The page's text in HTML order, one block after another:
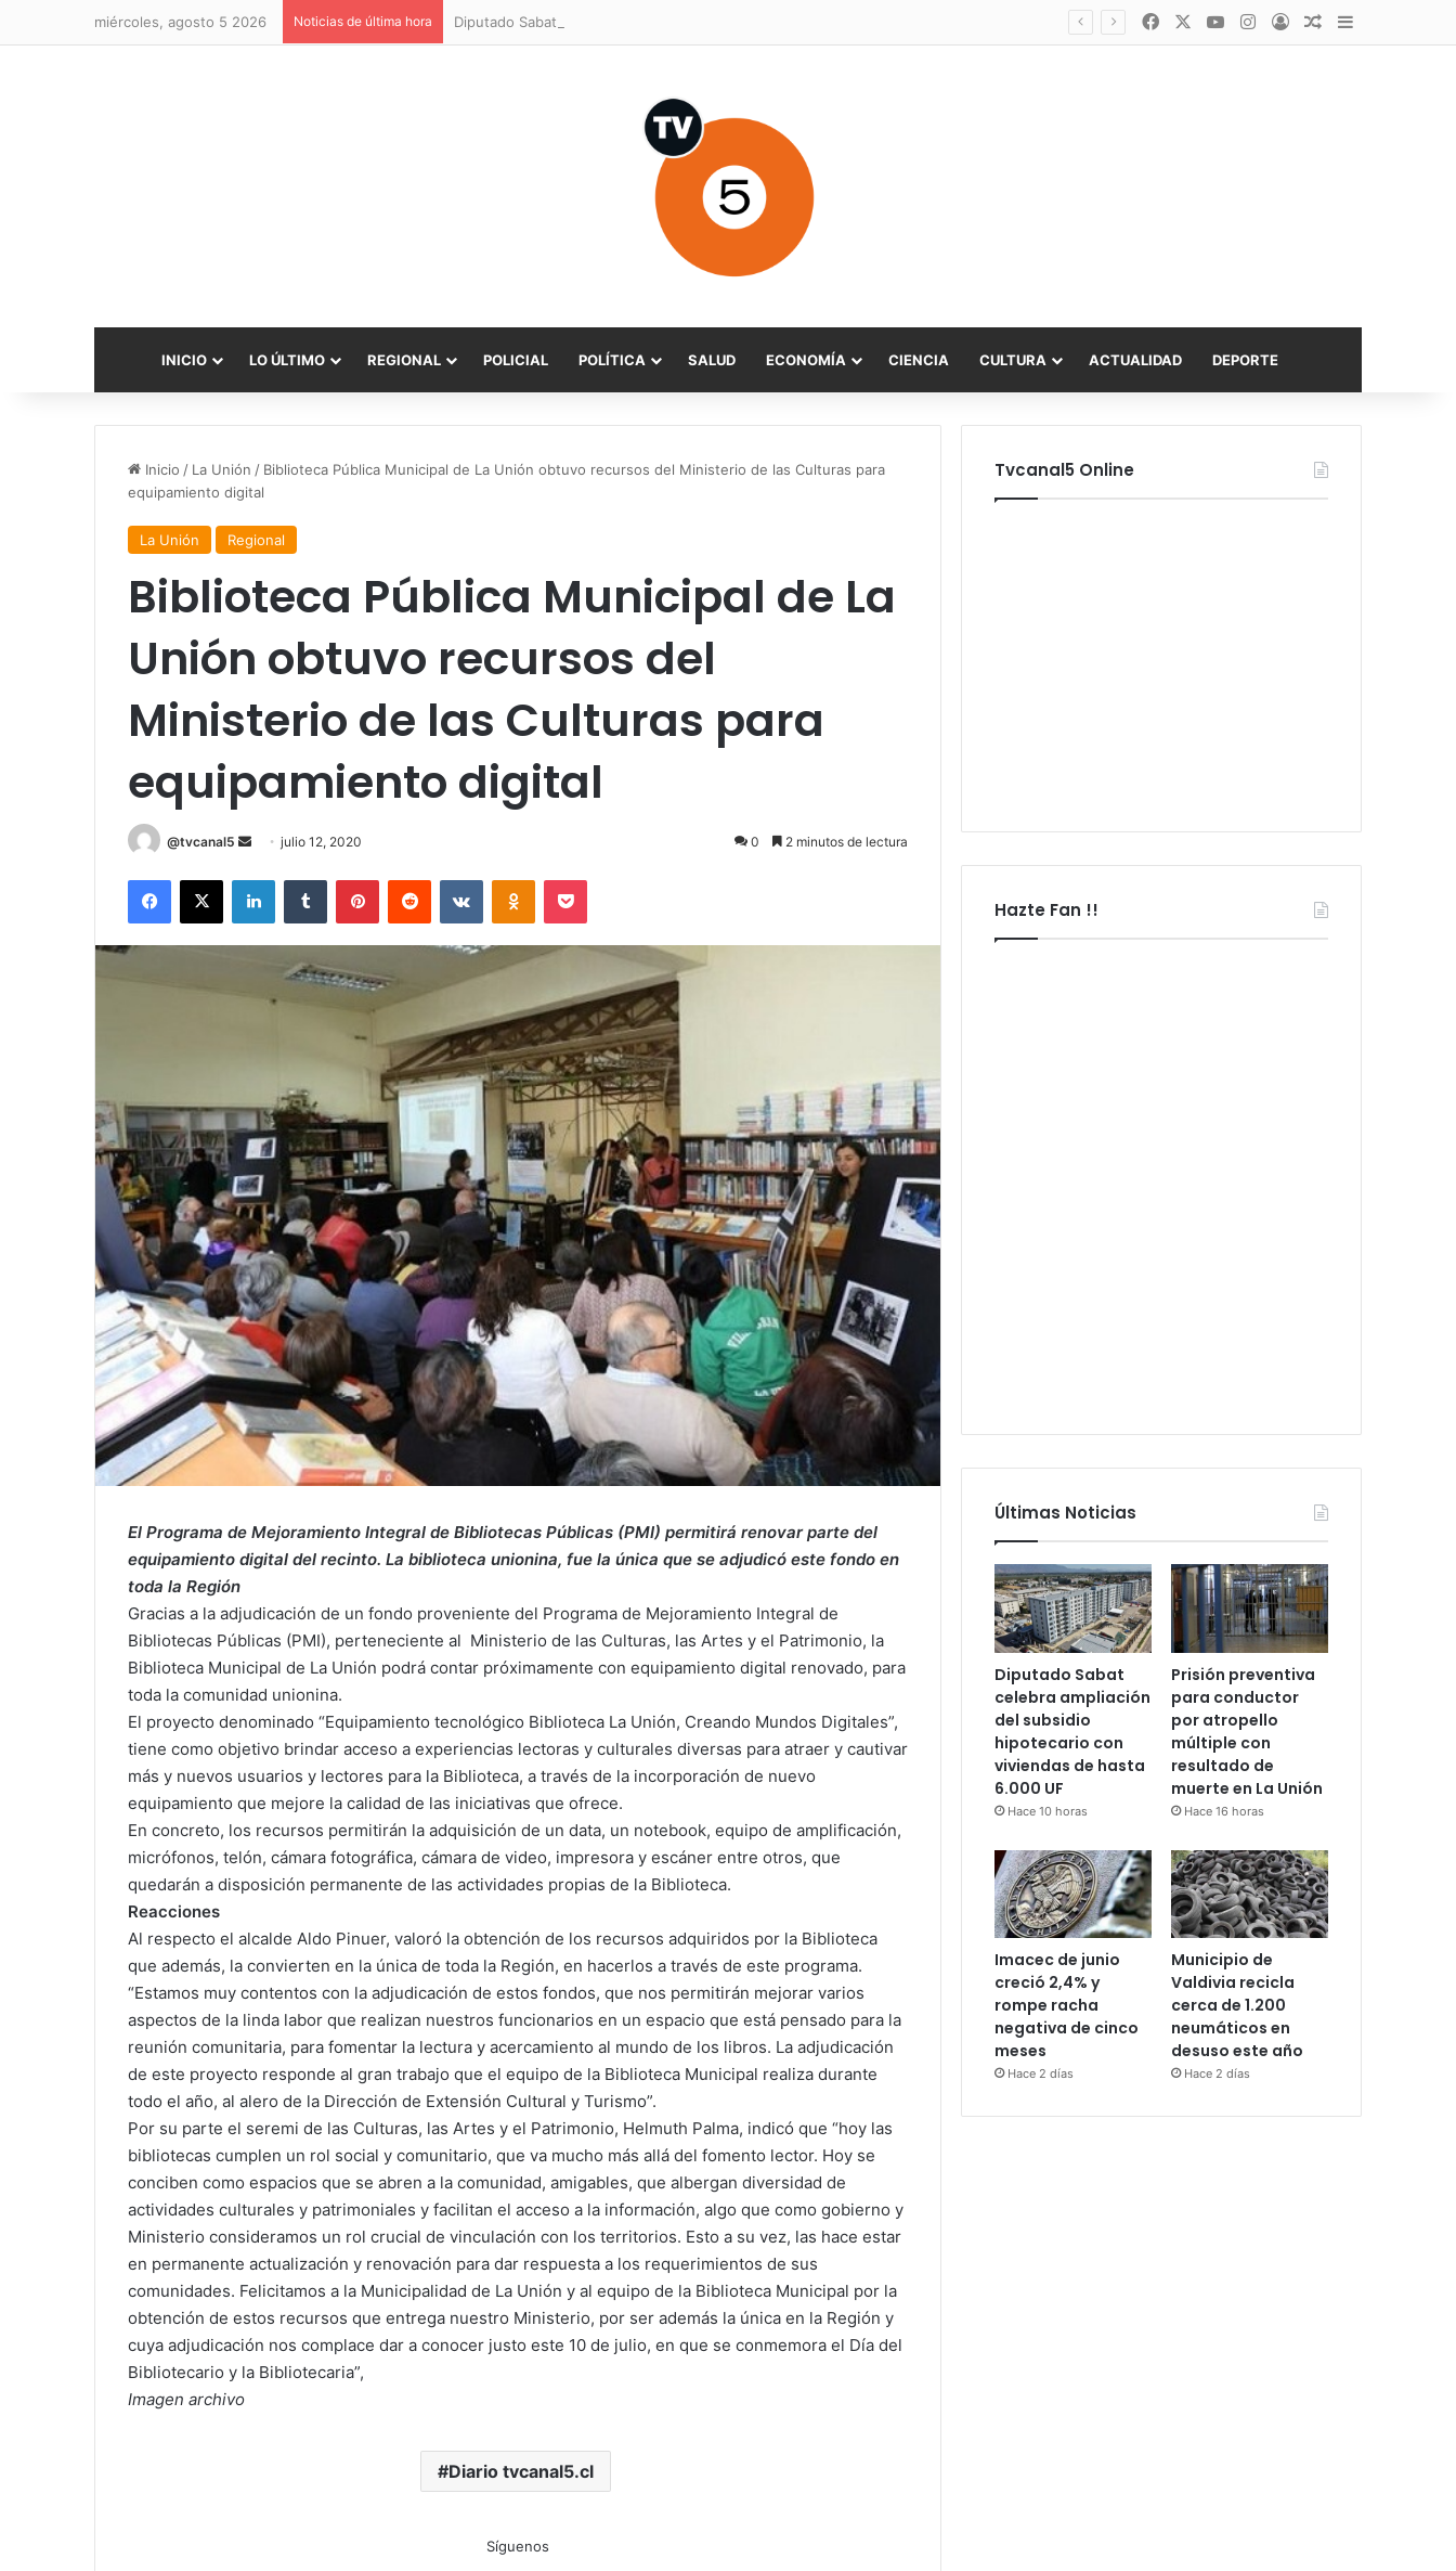
miércoles, agosto 5 2026 Noticias de última hora FacebookYouTubeInstagram
AccesoPublicación al
Barra lateral
INICIO LO ÚLTIMO REGIONAL POLICIAL POLÍTICA SALUD ECONOMÍA CIENCIA CULTURA ACTUALIDAD DEPORTE
Inicio / La Unión / Biblioteca Pública Municipal de La Unión obtuvo recursos del Ministerio de las Culturas para
equipamiento digital
La Unión Regional
Biblioteca Pública Municipal de La
Unión obtuvo recursos del
Ministerio de las Culturas para
equipamiento digital
@tvcanal5
Send
email
julio 12, 2020 0 2 minutos de lectura
Facebook
X LinkedInTumblr PinterestReddit VKontakteOdnoklassniki
Pocket
El Programa de Mejoramiento Integral de Bibliotecas Públicas (PMI) permitirá renovar parte del
equipamiento digital del recinto. La biblioteca unionina, fue la única que se adjudicó este fondo en
toda la Región
Gracias a la adjudicación de un fondo proveniente del Programa de Mejoramiento Integral de
Bibliotecas Públicas (PMI), perteneciente al Ministerio de las Culturas, las Artes y el Patrimonio, la
Biblioteca Municipal de La Unión podrá contar próximamente con equipamiento digital renovado, para
toda la comunidad unionina.
El proyecto denominado “Equipamiento tecnológico Biblioteca La Unión, Creando Mundos Digitales”,
tiene como objetivo brindar acceso a experiencias lectoras y culturales diversas para atraer y cautivar
más y nuevos usuarios y lectores para la Biblioteca, a través de la incorporación de nuevo
equipamiento que mejore la calidad de las iniciativas que ofrece.
En concreto, los recursos permitirán la adquisición de un data, un notebook, equipo de amplificación,
micrófonos, telón, cámara fotográfica, cámara de video, impresora y escáner entre otros, que
quedarán a disposición permanente de las actividades propias de la Biblioteca.
Reacciones
Al respecto el alcalde Aldo Pinuer, valoró la obtención de los recursos adquiridos por la Biblioteca
que además, la convierten en la única de toda la Región, en hacerlos a través de este programa.
“Estamos muy contentos con la adjudicación de estos fondos, que nos permitirán mejorar varios
aspectos de la linda labor que realizan nuestros funcionarios en un espacio que está pensado para la
reunión comunitaria, para fomentar la lectura y acercamiento al mundo de los libros. La adjudicación
de este proyecto responde al gran trabajo que el equipo de la Biblioteca Municipal realiza durante
todo el año, al alero de la Dirección de Extensión Cultural y Turismo”.
Por su parte el seremi de las Culturas, las Artes y el Patrimonio, Helmuth Palma, indicó que “hoy las
bibliotecas cumplen un rol social y comunitario, que va mucho más allá del fomento lector. Hoy se
conciben como espacios que se abren a la comunidad, amigables, que albergan diversidad de
actividades culturales y patrimoniales y facilitan el acceso a la información, algo que como gobierno y
Ministerio consideramos un rol crucial de vinculación con los territorios. Esto a su vez, las hace estar
en permanente actualización y renovación para dar respuesta a los requerimientos de sus
comunidades. Felicitamos a la Municipalidad de La Unión y al equipo de la Biblioteca Municipal por la
obtención de estos recursos que entrega nuestro Ministerio, por ser además la única en la Región y
cuya adjudicación nos complace dar a conocer justo este 10 de julio, en que se conmemora el Día del
Bibliotecario y la Bibliotecaria”,
Imagen archivo
Diario tvcanal5.cl
Síguenos
Tvcanal5 Online
Hazte Fan !!
Últimas Noticias
Diputado Sabat
celebra ampliación
del subsidio
hipotecario con
viviendas de hasta
6.000 UF
Hace 10 horas
Prisión preventiva
para conductor
por atropello
múltiple con
resultado de
muerte en La Unión
Hace 16 horas
Imacec de junio
creció 2,4% y
rompe racha
negativa de cinco
meses
Hace 2 días
Municipio de
Valdivia recicla
cerca de 1.200
neumáticos en
desuso este año
Hace 2 días